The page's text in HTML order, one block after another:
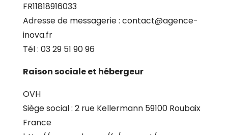
FR11818916033
Adresse de messagerie : contact@agence-
inova.fr
Tél : 03 29 51 90 96
Raison sociale et hébergeur
OVH
Siège social : 2 rue Kellermann 59100 Roubaix
France